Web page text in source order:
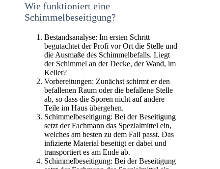
Wie funktioniert eine
Schimmelbeseitigung?
Bestandsanalyse: Im ersten Schritt
begutachtet der Profi vor Ort die Stelle und
die Ausmaße des Schimmelbefalls. Liegt
der Schimmel an der Decke, der Wand, im
Keller?
Vorbereitungen: Zunächst schirmt er den
befallenen Raum oder die befallene Stelle
ab, so dass die Sporen nicht auf andere
Teile im Haus übergehen.
Schimmelbeseitigung: Bei der Beseitigung
setzt der Fachmann das Spezialmittel ein,
welches am besten zu dem Fall passt. Das
infizierte Material beseitigt er dabei und
transportiert es am Ende ab.
Schimmelbeseitigung: Bei der Beseitigung